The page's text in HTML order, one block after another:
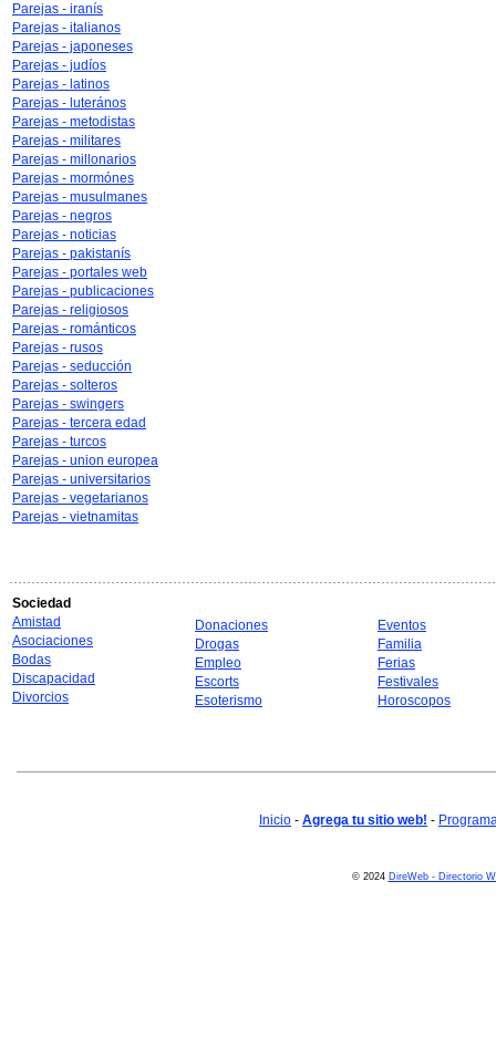
Parejas - iranís
Parejas - italianos
Parejas - japoneses
Parejas - judíos
Parejas - latinos
Parejas - luterános
Parejas - metodistas
Parejas - militares
Parejas - millonarios
Parejas - mormónes
Parejas - musulmanes
Parejas - negros
Parejas - noticias
Parejas - pakistanís
Parejas - portales web
Parejas - publicaciones
Parejas - religiosos
Parejas - románticos
Parejas - rusos
Parejas - seducción
Parejas - solteros
Parejas - swingers
Parejas - tercera edad
Parejas - turcos
Parejas - union europea
Parejas - universitarios
Parejas - vegetarianos
Parejas - vietnamitas
Sociedad
Amistad
Asociaciones
Bodas
Discapacidad
Divorcios
Donaciones
Drogas
Empleo
Escorts
Esoterismo
Eventos
Familia
Ferias
Festivales
Horoscopos
Inicio - Agrega tu sitio web! -
© 2024 DireWeb - Directorio